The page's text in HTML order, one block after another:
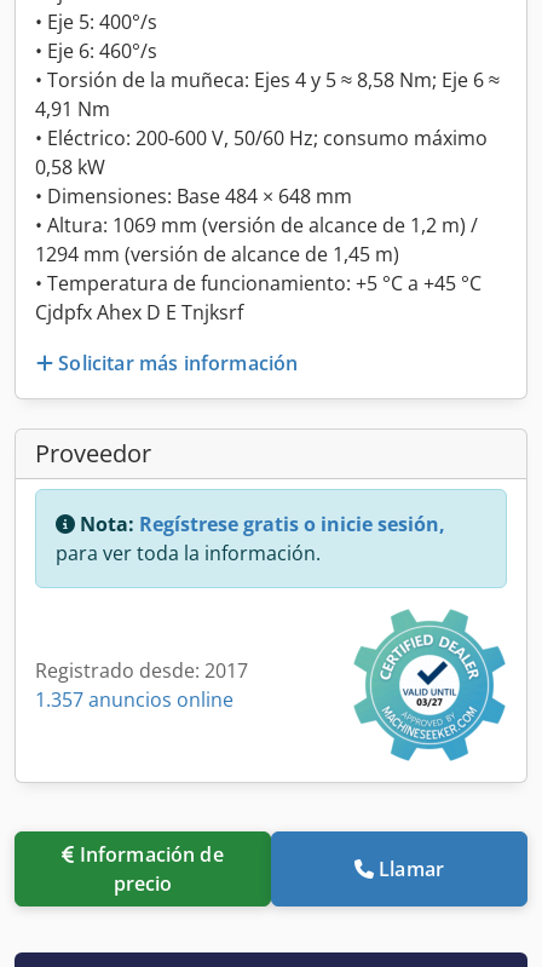
• Eje 5: 400°/s
• Eje 6: 460°/s
• Torsión de la muñeca: Ejes 4 y 5 ≈ 8,58 Nm; Eje 6 ≈
4,91 Nm
• Eléctrico: 200-600 V, 50/60 Hz; consumo máximo
0,58 kW
• Dimensiones: Base 484 × 648 mm
• Altura: 1069 mm (versión de alcance de 1,2 m) /
1294 mm (versión de alcance de 1,45 m)
• Temperatura de funcionamiento: +5 °C a +45 °C
Cjdpfx Ahex D E Tnjksrf
Solicitar más información
Proveedor
Nota: Regístrese gratis o inicie sesión,
para ver toda la información.
Registrado desde: 2017
1.357 anuncios online
precio
Llamar